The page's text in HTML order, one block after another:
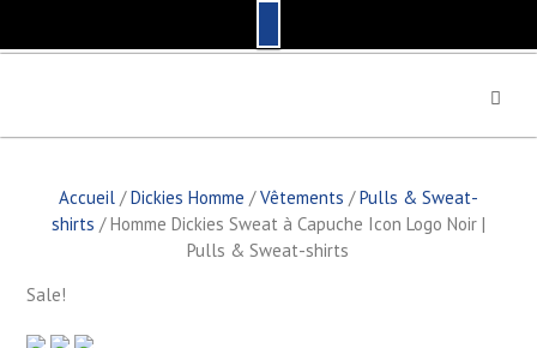
p
Accueil/Dickies Homme /Vêtements /Pulls & Sweat-
shirts / Homme Dickies Sweat à Capuche Icon Logo Noir |
Pulls & Sweat-shirts
Sale!